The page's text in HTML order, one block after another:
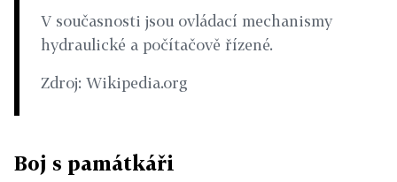
V současnosti jsou ovládací mechanismy
hydraulické a počítačově řízené.
Zdroj: Wikipedia.org
Boj s památkáři